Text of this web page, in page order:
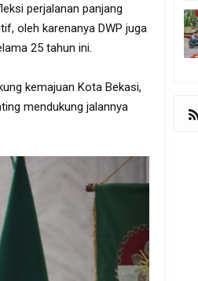
perjalanan panjang
oleh karenanya DWP juga
25 tahun ini.
kemajuan Kota Bekasi,
mendukung jalannya